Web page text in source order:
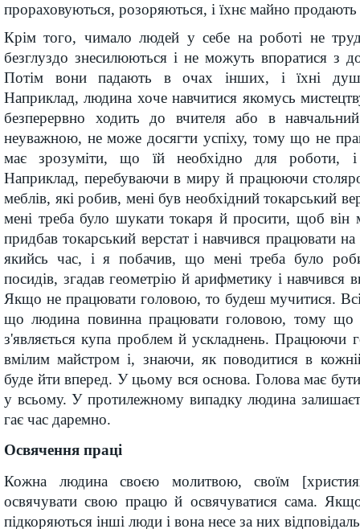
прораховуються, розоряються, і їхнє майно
Крім того, чимало людей у себе на роботі не
безглуздо знесилюються і не можуть впоратися з
Потім вони падають в очах інших, і їхні
Наприклад, людина хоче навчитися якомусь
безперервно ходить до вчителя або в
неуважною, не може досягти успіху, тому що не
має зрозуміти, що їй необхідно для роботи, і
Наприклад, перебуваючи в миру й працюючи
меблів, які робив, мені був необхідний токарський
мені треба було шукати токаря й просити, щоб він
придбав токарський верстат і навчився працювати
якийсь час, і я побачив, що мені треба було
посидів, згадав геометрію й арифметику і навчився
Якщо не працювати головою, то будеш мучитися.
що людина повинна працювати головою, тому що
з'являється купа проблем й ускладнень. Працюючи
вмілим майстром і, знаючи, як поводитися в кожній
буде йти вперед. У цьому вся основа. Голова має
у всьому. У протилежному випадку людина
гає час даремно.
Освячення праці
Кожна людина своєю молитвою, своїм
освячувати свою працю й освячуватися сама.
підкоряються інші люди і вона несе за них